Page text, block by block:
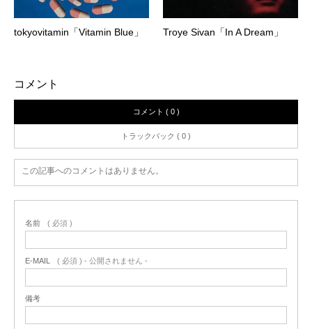
tokyovitamin「Vitamin Blue」 Troye Sivan「In A Dream」
コメント
コメント ( 0 )
トラックバック ( 0 )
この記事へのコメントはありません。
名前 ( 必須 )
E-MAIL ( 必須 ) - 公開されません -
備考